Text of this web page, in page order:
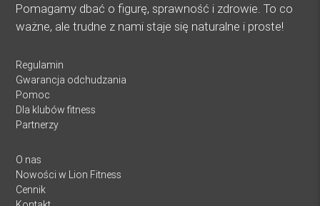
Pomagamy dbać o figurę, sprawność i zdrowie. To co
ważne, ale trudne z nami staje się naturalne i proste!
Regulamin
Gwarancja odchudzania
Pomoc
Dla klubów fitness
Partnerzy
O nas
Nowości w Lion Fitness
Cennik